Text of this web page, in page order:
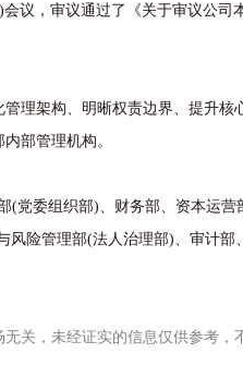
议，审议通过了《关于审议公司
管理架构、明晰权责边界、提升核
部管理机构。
党委组织部)、财务部、资本运营
风险管理部(法人治理部)、审计部
关，未经证实的信息仅供参考，